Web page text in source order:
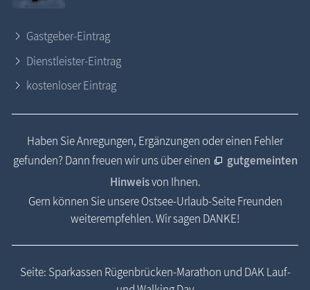
Gastgeber-Eintrag
Dienstleister-Eintrag
kostenloser Eintrag
Haben Sie Anregungen, Ergänzungen oder einen Fehler
gefunden? Dann freuen wir uns über einen
gutgemeinten
Hinweisvon Ihnen.
Gern können Sie unsere Ostsee-Urlaub-Seite Freunden
weiterempfehlen. Wir sagen DANKE!
Seite: Sparkassen Rügenbrücken-Marathon und DAK Lauf-